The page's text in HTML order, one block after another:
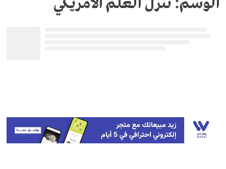
الوسم:تنزل العلم الأمريكي